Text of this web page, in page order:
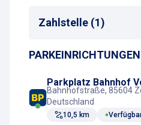
Bahnhof
Zahlstelle (1)
Parkscheinautomat
Parkplatz Bahnhof
Bahnhofstraße, 85604
Deutschland
10,5 km